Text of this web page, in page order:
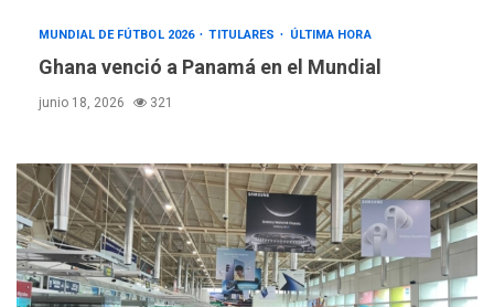
MUNDIAL DE FÚTBOL 2026 TITULARES ÚLTIMA HORA
Ghana venció a Panamá en el Mundial
junio 18, 2026 321